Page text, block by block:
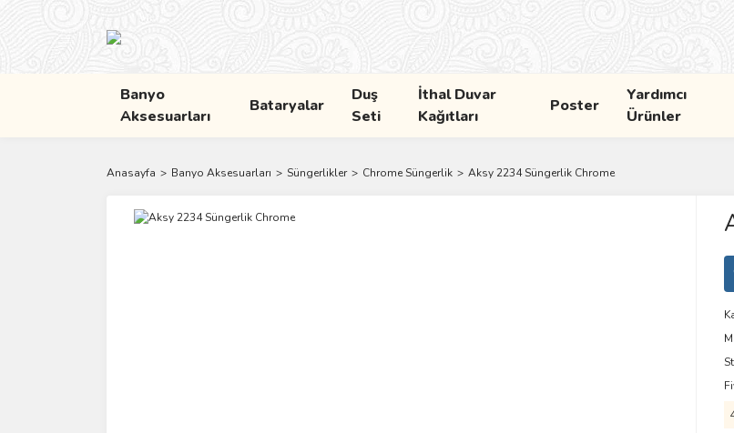
Banyo
Aksesuarları
Bataryalar
Duş
Seti
İthal Duvar
Kağıtları
Poster
Yardımcı
Ürünler
Anasayfa Banyo Aksesuarları Süngerlikler Chrome Süngerlik Aksy 2234 Süngerlik Chrome